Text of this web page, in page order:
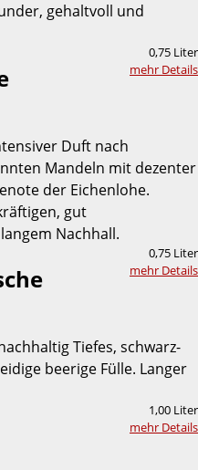
gehaltvoll und
0,75 Liter
mehr Details
Duft nach
Mandeln mit dezenter
der Eichenlohe.
gut
Nachhall.
0,75 Liter
mehr Details
Tiefes, schwarz-
beerige Fülle. Langer
1,00 Liter
mehr Details